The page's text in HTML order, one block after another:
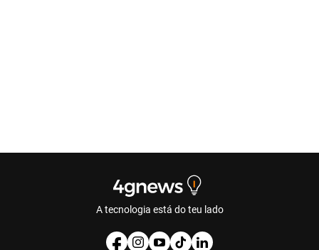
A tecnologia está do teu lado